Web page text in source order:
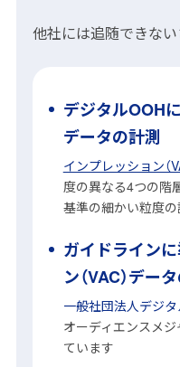
他社には追随できな
デジタルOOH
データの計測
インプレッション（
度の異なる4つの階
基準の細かい粒度
ガイドライン
ン（VAC）デー
一般社団法人デジ
オーディエンスメ
ています